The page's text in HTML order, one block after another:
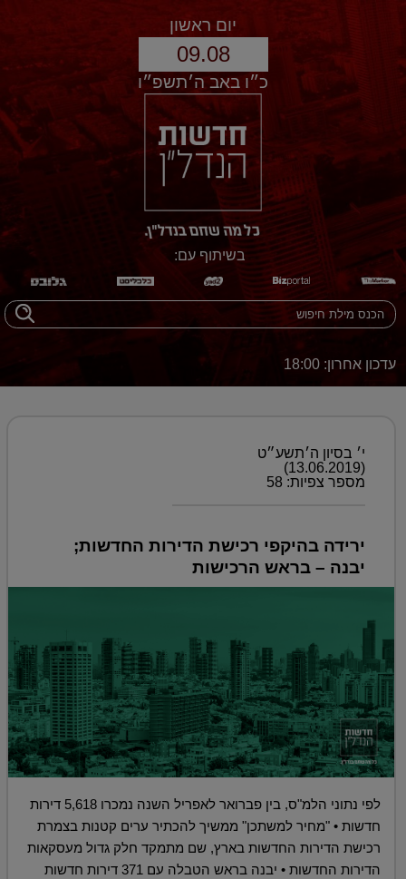
יום ראשון
09.08
כ״ו באב ה׳תשפ״ו
בשיתוף עם:
עדכון אחרון: 18:00
י׳ בסיון ה׳תשע״ט
(13.06.2019)
מספר צפיות: 58
ירידה בהיקפי רכישת הדירות החדשות;
יבנה – בראש הרכישות
לפי נתוני הלמ"ס, בין פברואר לאפריל השנה נמכרו 5,618 דירות
חדשות • "מחיר למשתכן" ממשיך להכתיר ערים קטנות בצמרת
רכישת הדירות החדשות בארץ, שם מתמקד חלק גדול מעסקאות
הדירות החדשות • יבנה בראש הטבלה עם 371 דירות חדשות